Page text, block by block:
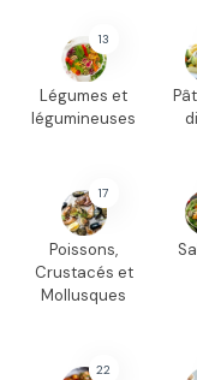
13
Légumes et
légumineuses
17
Poissons,
Crustacés et
Mollusques
22